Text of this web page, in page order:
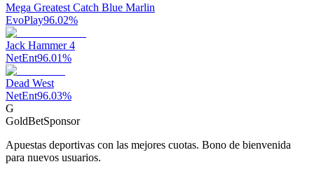
Mega Greatest Catch Blue Marlin
EvoPlay96.02%
Jack Hammer 4
NetEnt96.01%
Dead West
NetEnt96.03%
G
GoldBetSponsor
Apuestas deportivas con las mejores cuotas. Bono de bienvenida
para nuevos usuarios.